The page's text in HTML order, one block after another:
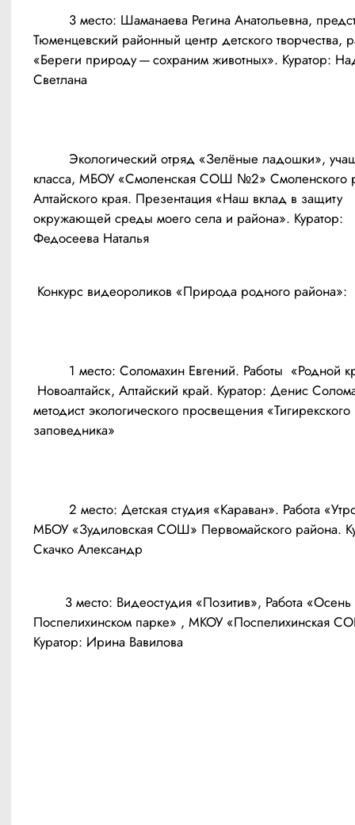
Тюменцевский районный центр детского творчества,
«Береги природу — сохраним животных». Куратор:
Светлана
класса, МБОУ «Смоленская СОШ №2» Смоленского
Алтайского края. Презентация «Наш вклад в защиту
окружающей среды моего села и района». Куратор:
Конкурс видеороликов «Природа родного района»:
Новоалтайск, Алтайский край. Куратор: Денис
методист экологического просвещения «Тигирекского
заповедника»
МБОУ «Зудиловская СОШ» Первомайского района.
Поспелихинском парке» , МКОУ «Поспелихинская